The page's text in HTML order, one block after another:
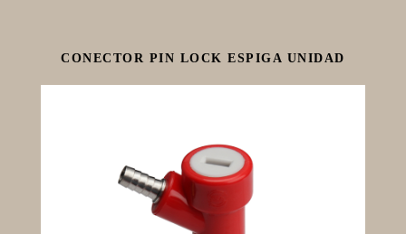
CONECTOR PIN LOCK ESPIGA UNIDAD